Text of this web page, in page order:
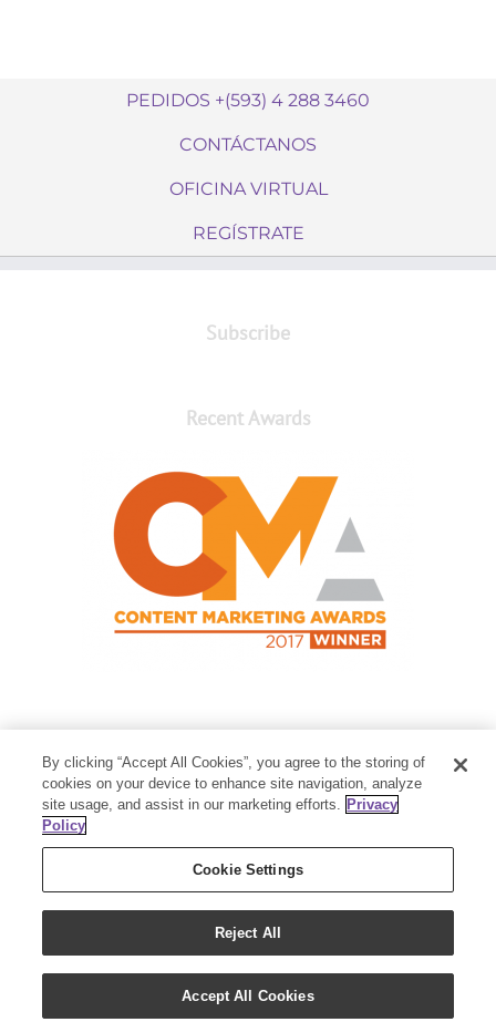
PEDIDOS +(593) 4 288 3460
CONTÁCTANOS
OFICINA VIRTUAL
REGÍSTRATE
Subscribe
Recent Awards
Member Services:
1-800-371-3515
Thanksgiving Point Business Park
3125 Executive Parkway
Lehi, UT 84043
Copyright 2018 - Young Living Essential Oils | All Rights Reserved
By clicking “Accept All Cookies”, you agree to the storing of
cookies on your device to enhance site navigation, analyze
site usage, and assist in our marketing efforts. Privacy
Policy
Cookie Settings
Reject All
Accept All Cookies